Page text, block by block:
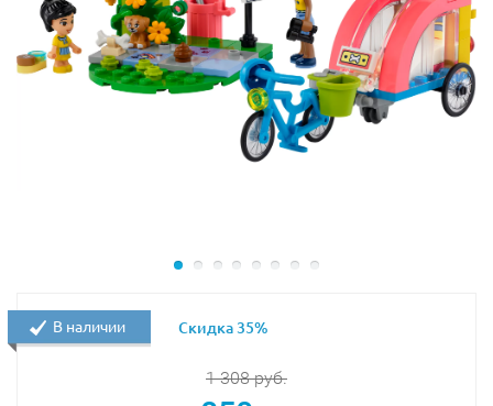
1 308руб.
В наличии Скидка 35%